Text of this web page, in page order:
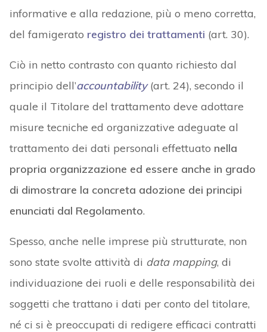
informative e alla redazione, più o meno corretta,
del famigerato registro dei trattamenti (art. 30).
Ciò in netto contrasto con quanto richiesto dal
principio dell’accountability(art. 24), secondo il
quale il Titolare del trattamento deve adottare
misure tecniche ed organizzative adeguate al
trattamento dei dati personali effettuato nella
propria organizzazione ed essere anche in grado
di dimostrare la concreta adozione dei principi
enunciati dal Regolamento.
Spesso, anche nelle imprese più strutturate, non
sono state svolte attività di data mapping, di
individuazione dei ruoli e delle responsabilità dei
soggetti che trattano i dati per conto del titolare,
né ci si è preoccupati di redigere efficaci contratti